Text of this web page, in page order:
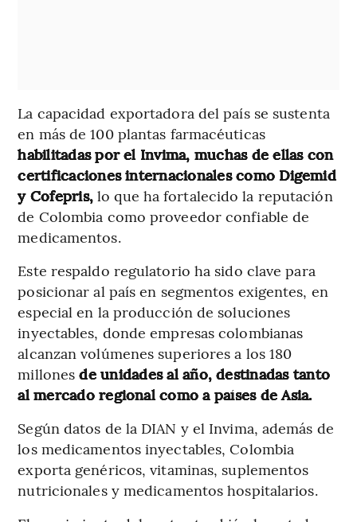
La capacidad exportadora del país se sustenta
en más de 100 plantas farmacéuticas
habilitadas por el Invima, muchas de ellas con
certificaciones internacionales como Digemid
y Cofepris, lo que ha fortalecido la reputación
de Colombia como proveedor confiable de
medicamentos.
Este respaldo regulatorio ha sido clave para
posicionar al país en segmentos exigentes, en
especial en la producción de soluciones
inyectables, donde empresas colombianas
alcanzan volúmenes superiores a los 180
millones de unidades al año, destinadas tanto
al mercado regional como a países de Asia.
Según datos de la DIAN y el Invima, además de
los medicamentos inyectables, Colombia
exporta genéricos, vitaminas, suplementos
nutricionales y medicamentos hospitalarios.